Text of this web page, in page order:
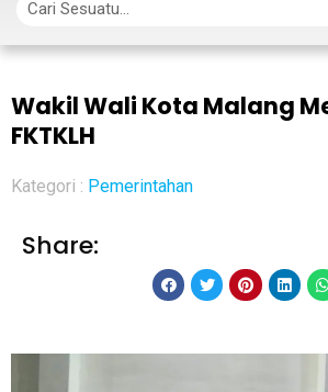
Wakil Wali Kota Malang
FKTKLH
Kategori : Pemerintahan
Share: